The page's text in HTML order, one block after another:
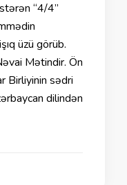
“4/4”
üzü görüb.
Mətindir. Ön
Birliyinin sədri
dilindən